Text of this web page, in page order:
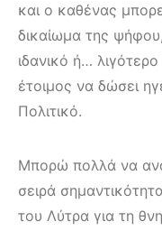
και ο καθένας
δικαίωμα της ψήφου,
ιδανικό ή…
έτοιμος να δώσει
Πολιτικό.
Μπορώ πολλά να
σειρά
του Λύτρα για τη